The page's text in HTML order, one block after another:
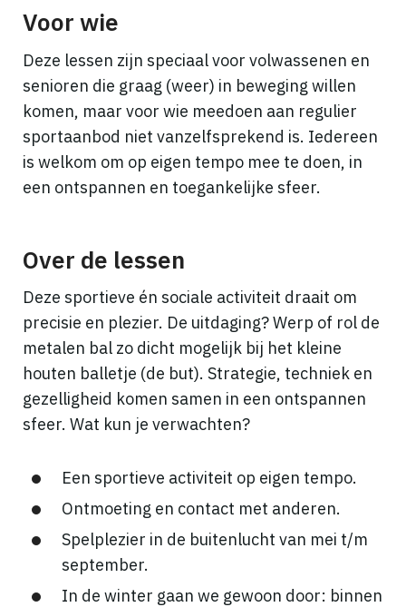
Voor wie
Deze lessen zijn speciaal voor volwassenen en
senioren die graag (weer) in beweging willen
komen, maar voor wie meedoen aan regulier
sportaanbod niet vanzelfsprekend is. Iedereen
is welkom om op eigen tempo mee te doen, in
een ontspannen en toegankelijke sfeer.
Over de lessen
Deze sportieve én sociale activiteit draait om
precisie en plezier. De uitdaging? Werp of rol de
metalen bal zo dicht mogelijk bij het kleine
houten balletje (de but). Strategie, techniek en
gezelligheid komen samen in een ontspannen
sfeer. Wat kun je verwachten?
Een sportieve activiteit op eigen tempo.
Ontmoeting en contact met anderen.
Spelplezier in de buitenlucht van mei t/m
september.
In de winter gaan we gewoon door: binnen